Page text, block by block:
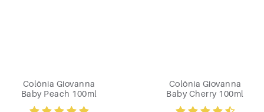
Colônia Giovanna
Baby Peach 100ml
Colônia Giovanna
Baby Cherry 100ml